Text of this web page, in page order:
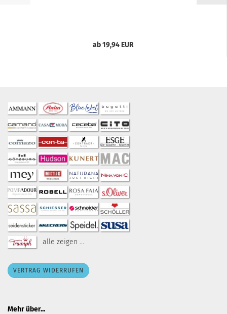
ab 19,94 EUR
alle zeigen ...
VERTRAG WIDERRUFEN
Mehr über...